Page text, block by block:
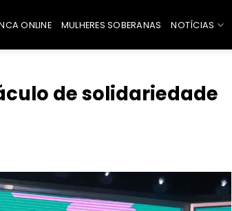
ONLINE MULHERES SOBERANAS NOTÍCIAS
de solidariedade